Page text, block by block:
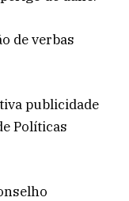
de verbas
publicidade
Políticas